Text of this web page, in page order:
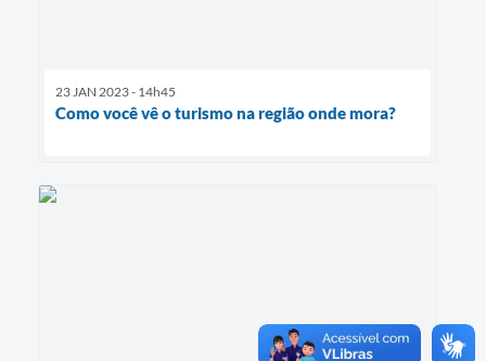
23 JAN 2023 - 14h45
Como você vê o turismo na região onde mora?